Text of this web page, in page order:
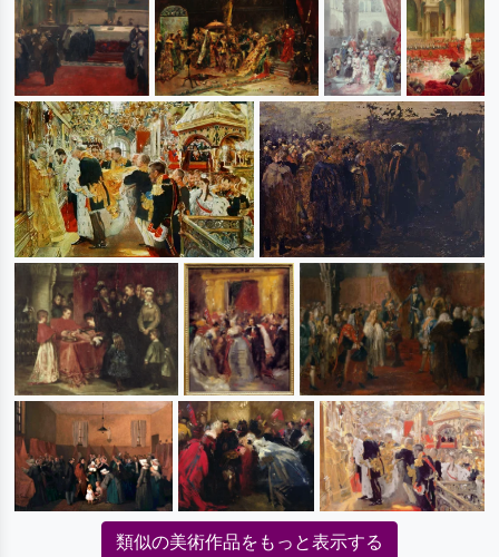
類似の美術作品をもっと表示する